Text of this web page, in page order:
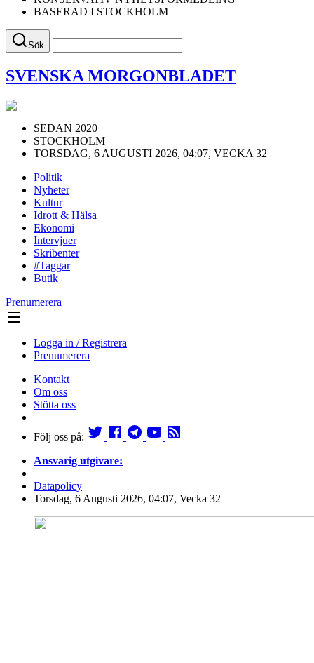
BASERAD I STOCKHOLM
Sök
SVENSKA MORGONBLADET
SEDAN 2020
STOCKHOLM
TORSDAG, 6 AUGUSTI 2026, 04:07, VECKA 32
Politik
Nyheter
Kultur
Idrott & Hälsa
Ekonomi
Intervjuer
Skribenter
#Taggar
Butik
Prenumerera
Logga in / Registrera
Prenumerera
Kontakt
Om oss
Stötta oss
Följ oss på:
Ansvarig utgivare:
Datapolicy
Torsdag, 6 Augusti 2026, 04:07, Vecka 32